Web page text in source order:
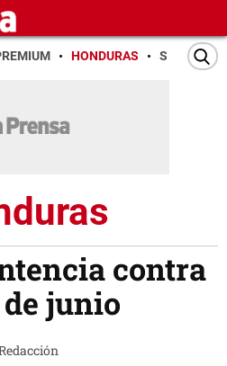
HONDURAS SAN PEDRO
contra
junio